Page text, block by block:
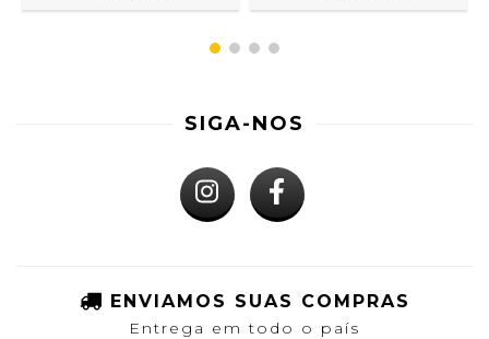
SIGA-NOS
ENVIAMOS SUAS COMPRAS
Entrega em todo o país